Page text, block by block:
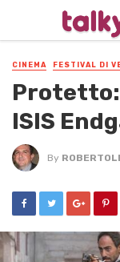
CINEMA FESTIVAL DI
Protetto:
ISIS
By